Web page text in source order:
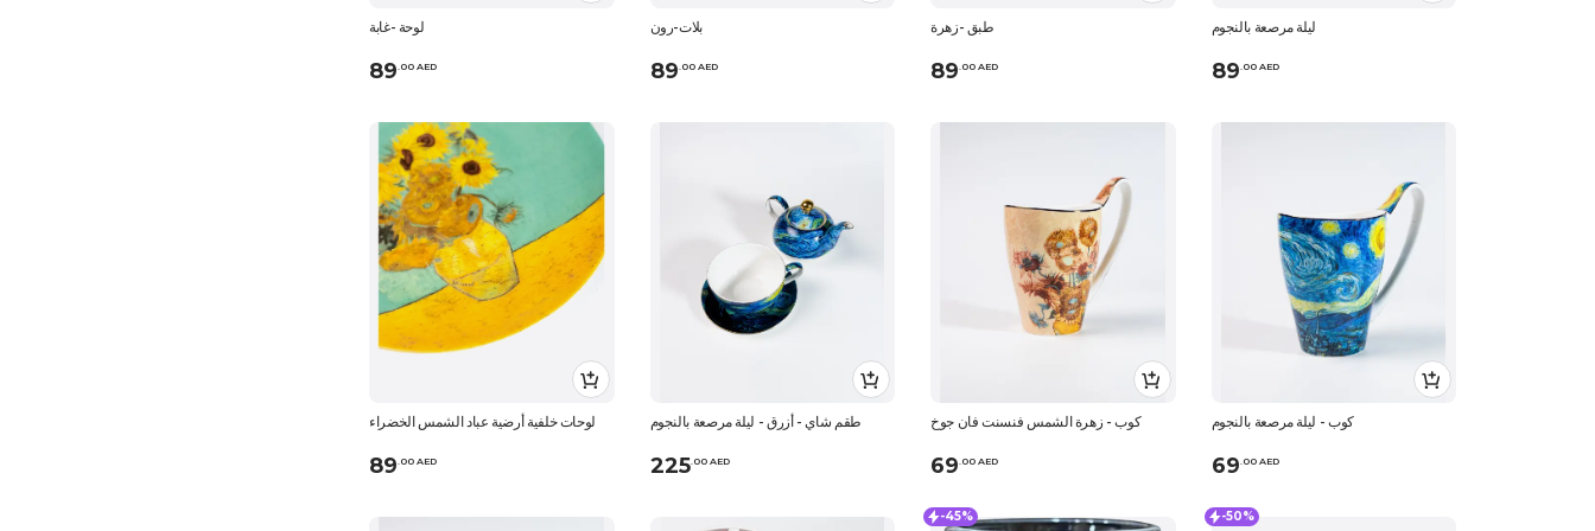
لوحة -غابة
89 00 AED
بلات-رون
89 00 AED
طبق -زهرة
89 00 AED
ليلة مرصعة بالنجوم
89 00 AED
لوحات خلفية أرضية عباد الشمس الخضراء
89.00 AED
طقم شاي - أزرق - ليلة مرصعة بالنجوم
225.00 AED
كوب - زهرة الشمس فنسنت فان جوخ
69.00 AED
كوب - ليلة مرصعة بالنجوم
69.00 AED
-45% -50%